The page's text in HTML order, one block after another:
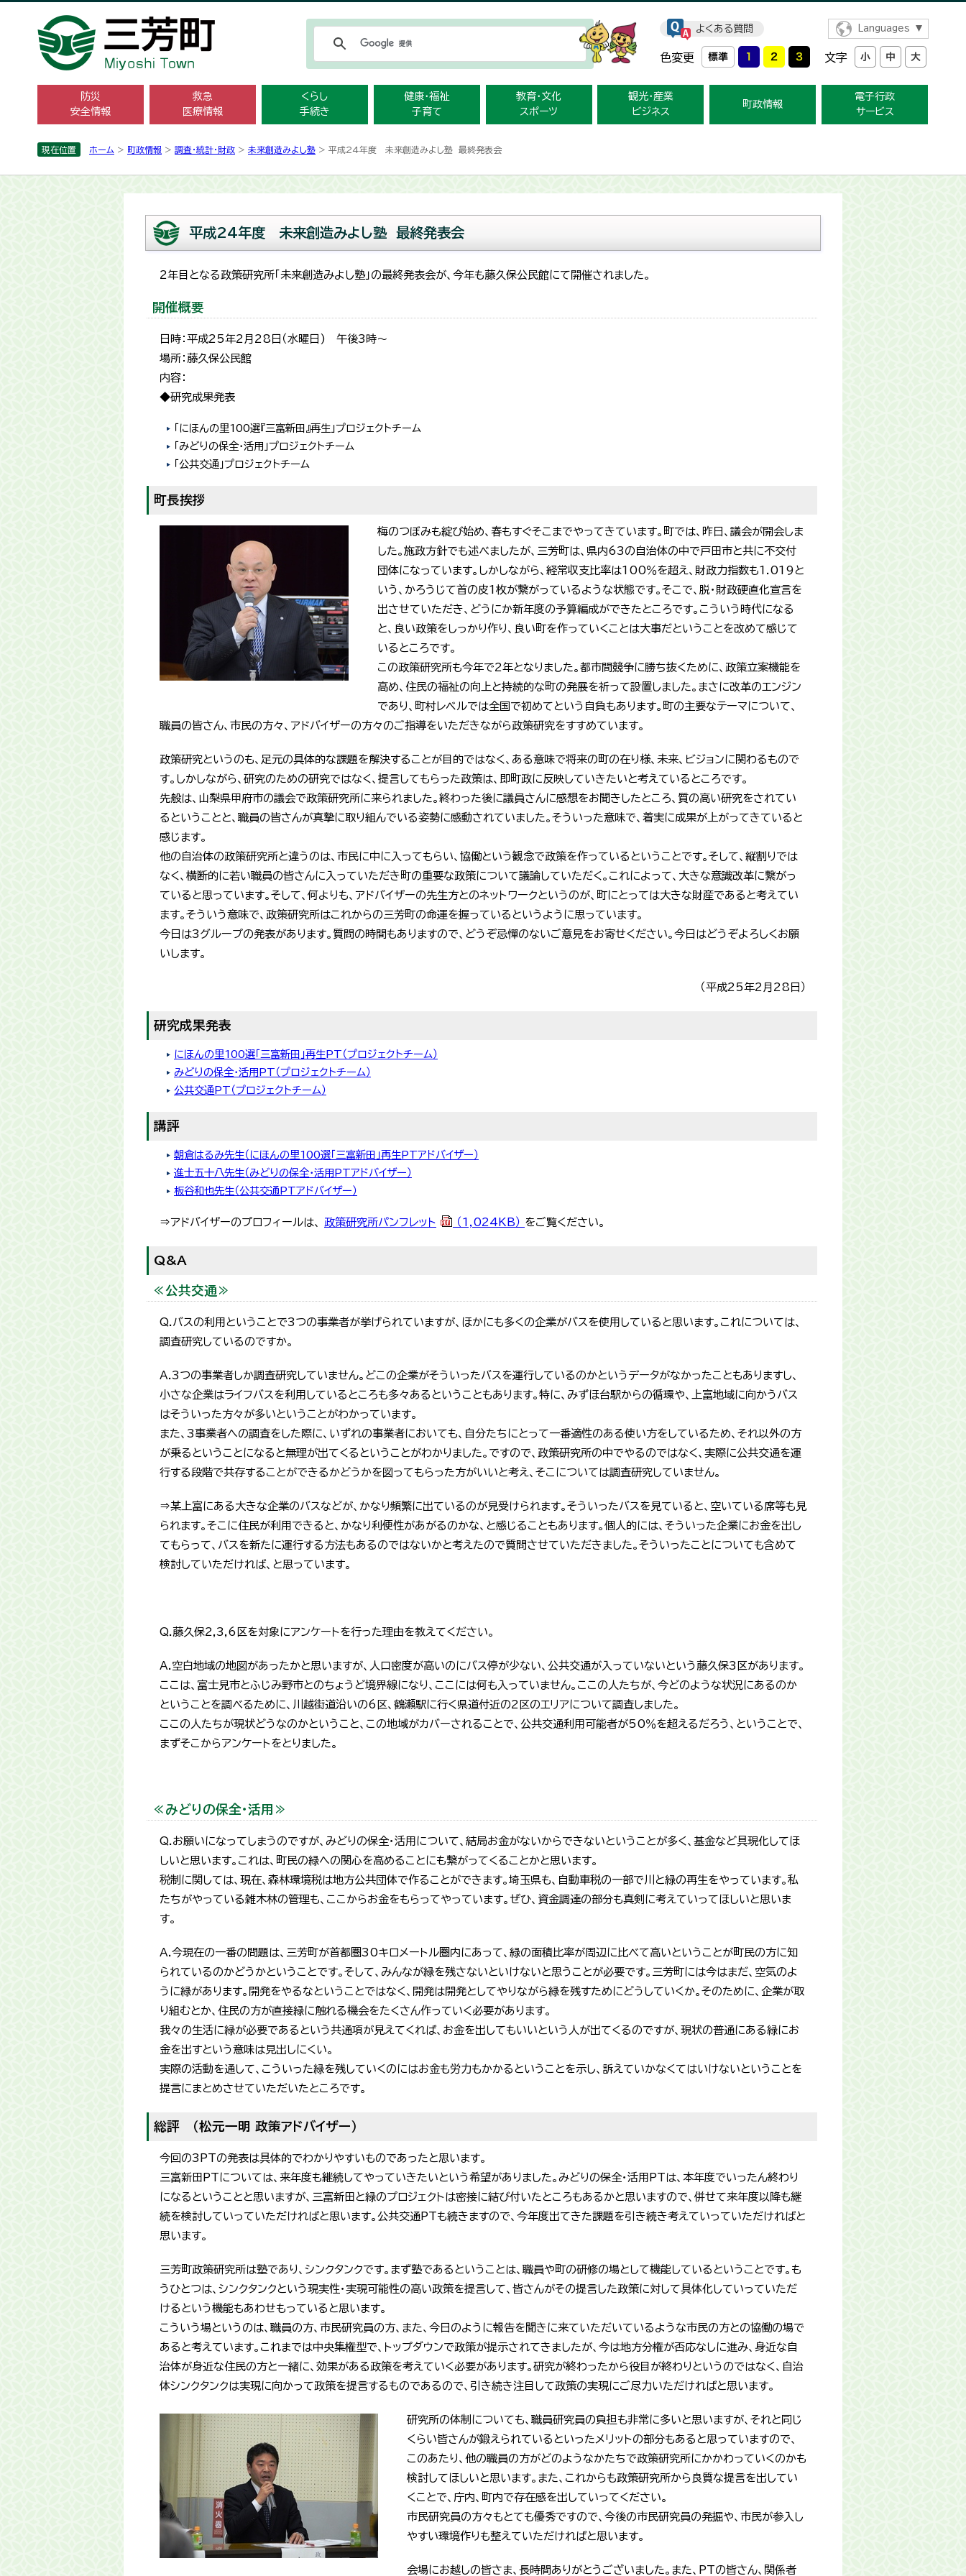
よくある質問 Languages
色変更 文字
防災
安全情報
救急
医療情報
くらし
手続き
健康・福祉
子育て
教育・文化
スポーツ
観光・産業
ビジネス
町政情報
電子行政
サービス
現在位置 ホーム > 町政情報 > 調査・統計­・財政 > 未来創造みよし塾 > 平成24年度 未来創造みよし塾 最終発表会
平成24年度 未来創造みよし塾 最終発表会
2年目となる政策研究所「未来創造みよし塾」の最終発表会が、今年も藤久保公民館にて開催されました。
開催概要
日時：平成25年2月28日（水曜日) 午後3時〜
場所：藤久保公民館
内容：
◆研究成果発表
「にほんの里100選『三富新田』再生」プロジェクトチーム
「みどりの保全・活用」プロジェクトチーム
「公共交通」プロジェクトチーム
町長挨拶
梅のつぼみも綻び始め、春もすぐそこまでやってきています。町では、昨日、議会が開会しま
した。施政方針でも述べましたが、三芳町は、県内63の自治体の中で戸田市と共に不交付
団体になっています。しかしながら、経常収支比率は100％を超え、財政力指数も1.019と
いう、かろうじて首の皮1枚が繋がっているような状態です。そこで、脱・財政硬直化宣言を
出させていただき、どうにか新年度の予算編成ができたところです。こういう時代になる
と、良い政策をしっかり作り、良い町を作っていくことは大事だということを改めて感じて
いるところです。
この政策研究所も今年で2年となりました。都市間競争に勝ち抜くために、政策立案機能を
高め、住民の福祉の向上と持続的な町の発展を祈って設置しました。まさに改革のエンジン
であり、町村レベルでは全国で初めてという自負もあります。町の主要なテーマについて、
職員の皆さん、市民の方々、アドバイザーの方々のご指導をいただきながら政策研究をすすめています。
政策研究というのも、足元の具体的な課題を解決することが目的ではなく、ある意味で将来の町の在り様、未来、ビジョンに関わるもので
す。しかしながら、研究のための研究ではなく、提言してもらった政策は、即町政に反映していきたいと考えているところです。
先般は、山梨県甲府市の議会で政策研究所に来られました。終わった後に議員さんに感想をお聞きしたところ、質の高い研究をされてい
るということと、職員の皆さんが真摯に取り組んでいる姿勢に感動されていました。そういった意味で、着実に成果が上がってきていると
感じます。
他の自治体の政策研究所と違うのは、市民に中に入ってもらい、協働という観念で政策を作っているということです。そして、縦割りでは
なく、横断的に若い職員の皆さんに入っていただき町の重要な政策について議論していただく。これによって、大きな意識改革に繋がっ
ていると思っています。そして、何よりも、アドバイザーの先生方とのネットワークというのが、町にとっては大きな財産であると考えてい
ます。そういう意味で、政策研究所はこれからの三芳町の命運を握っているというように思っています。
今日は3グループの発表があります。質問の時間もありますので、どうぞ忌憚のないご意見をお寄せください。今日はどうぞよろしくお願
いします。
（平成25年2月28日）
研究成果発表
にほんの里100選「三富新田」再生PT（プロジェクトチーム）
みどりの保全・活用PT（プロジェクトチーム）
公共交通PT（プロジェクトチーム）
講評
朝倉はるみ先生（にほんの里100選「三富新田」再生PTアドバイザー）
進士五十八先生（みどりの保全・活用PTアドバイザー）
板谷和也先生（公共交通PTアドバイザー）
⇒アドバイザーのプロフィールは、 政策研究所パンフレット （1,024KB） をご覧ください。
Q&A
≪公共交通≫
Q.バスの利用ということで3つの事業者が挙げられていますが、ほかにも多くの企業がバスを使用していると思います。これについては、
調査研究しているのですか。
A.3つの事業者しか調査研究していません。どこの企業がそういったバスを運行しているのかというデータがなかったこともありますし、
小さな企業はライフバスを利用しているところも多々あるということもあります。特に、みずほ台駅からの循環や、上富地域に向かうバス
はそういった方々が多いということがわかっています。
また、3事業者への調査をした際に、いずれの事業者においても、自分たちにとって一番適性のある使い方をしているため、それ以外の方
が乗るということになると無理が出てくるということがわかりました。ですので、政策研究所の中でやるのではなく、実際に公共交通を運
行する段階で共存することができるかどうかを図ってもらった方がいいと考え、そこについては調査研究していません。
⇒某上富にある大きな企業のバスなどが、かなり頻繁に出ているのが見受けられます。そういったバスを見ていると、空いている席等も見
られます。そこに住民が利用できると、かなり利便性があがるのかな、と感じることもあります。個人的には、そういった企業にお金を出し
てもらって、バスを新たに運行する方法もあるのではないかと考えたので質問させていただきました。そういったことについても含めて
検討していただければ、と思っています。
Q.藤久保2,3,6区を対象にアンケートを行った理由を教えてください。
A.空白地域の地図があったかと思いますが、人口密度が高いのにバス停が少ない、公共交通が入っていないという藤久保3区があります。
ここは、富士見市とふじみ野市とのちょうど境界線になり、ここには何も入っていません。ここの人たちが、今どのような状況にあるのか
ということを調べるために、川越街道沿いの6区、鶴瀬駅に行く県道付近の2区のエリアについて調査しました。
ここの人たちが現状どうなのかということ、この地域がカバーされることで、公共交通利用可能者が50％を超えるだろう、ということで、
まずそこからアンケートをとりました。
≪みどりの保全・活用≫
Q.お願いになってしまうのですが、みどりの保全・活用について、結局お金がないからできないということが多く、基金など具現化してほ
しいと思います。これは、町民の緑への関心を高めることにも繋がってくることかと思います。
税制に関しては、現在、森林環境税は地方公共団体で作ることができます。埼玉県も、自動車税の一部で川と緑の再生をやっています。私
たちがやっている雑木林の管理も、ここからお金をもらってやっています。ぜひ、資金調達の部分も真剣に考えていってほしいと思いま
す。
A.今現在の一番の問題は、三芳町が首都圏30キロメートル圏内にあって、緑の面積比率が周辺に比べて高いということが町民の方に知
られているのかどうかということです。そして、みんなが緑を残さないといけないと思うことが必要です。三芳町には今はまだ、空気のよ
うに緑があります。開発をやるなということではなく、開発は開発としてやりながら緑を残すためにどうしていくか。そのために、企業が取
り組むとか、住民の方が直接緑に触れる機会をたくさん作っていく必要があります。
我々の生活に緑が必要であるという共通項が見えてくれば、お金を出してもいいという人が出てくるのですが、現状の普通にある緑にお
金を出すという意味は見出しにくい。
実際の活動を通して、こういった緑を残していくのにはお金も労力もかかるということを示し、訴えていかなくてはいけないということを
提言にまとめさせていただいたところです。
総評 （松元一明 政策アドバイザー）
今回の3PTの発表は具体的でわかりやすいものであったと思います。
三富新田PTについては、来年度も継続してやっていきたいという希望がありました。みどりの保全・活用PTは、本年度でいったん終わり
になるということと思いますが、三富新田と緑のプロジェクトは密接に結び付いたところもあるかと思いますので、併せて来年度以降も継
続を検討していっていただければと思います。公共交通PTも続きますので、今年度出てきた課題を引き続き考えていっていただければと
思います。
三芳町政策研究所は塾であり、シンクタンクです。まず塾であるということは、職員や町の研修の場として機能しているということです。も
うひとつは、シンクタンクという現実性・実現可能性の高い政策を提言して、皆さんがその提言した政策に対して具体化していっていただ
けるという機能もあわせもっていると思います。
こういう場というのは、職員の方、市民研究員の方、また、今日のように報告を聞きに来ていただいているような市民の方との協働の場で
あると考えています。これまでは中央集権型で、トップダウンで政策が提示されてきましたが、今は地方分権が否応なしに進み、身近な自
治体が身近な住民の方と一緒に、効果がある政策を考えていく必要があります。研究が終わったから役目が終わりというのではなく、自治
体シンクタンクは実現に向かって政策を提言するものであるので、引き続き注目して政策の実現にご尽力いただければと思います。
研究所の体制についても、職員研究員の負担も非常に多いと思いますが、それと同じ
くらい皆さんが鍛えられているといったメリットの部分もあると思っていますので、
このあたり、他の職員の方がどのようなかたちで政策研究所にかかわっていくのかも
検討してほしいと思います。また、これからも政策研究所から良質な提言を出してい
くことで、庁内、町内で存在感を出していってください。
市民研究員の方々もとても優秀ですので、今後の市民研究員の発掘や、市民が参入し
やすい環境作りも整えていただければと思います。
会場にお越しの皆さま、長時間ありがとうございました。また、PTの皆さん、関係者